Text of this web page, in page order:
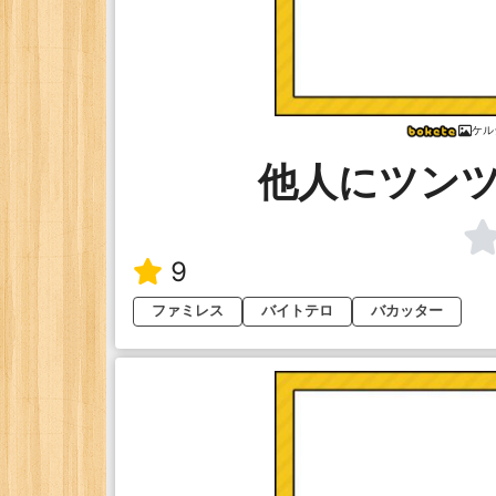
ケル
他人にツン
9
ファミレス バイトテロ バカッター